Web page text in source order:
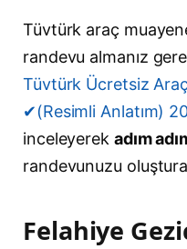
Tüvtürk araç
randevu almanız
Tüvtürk Ücretsiz
✔(Resimli Anlatım)
inceleyerek adım
randevunuzu
Felahiye